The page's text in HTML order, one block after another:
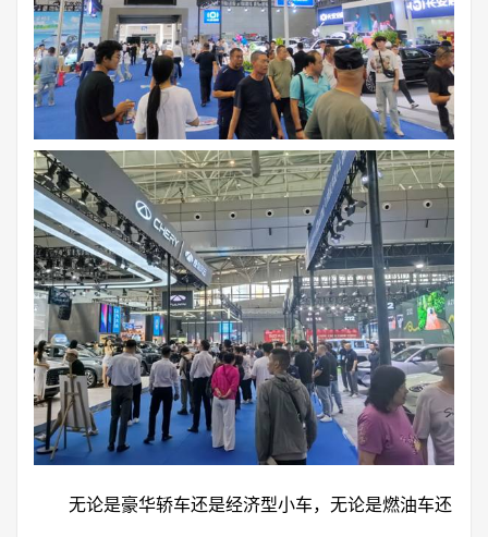
无论是豪华轿车还是经济型小车，无论是燃油车还